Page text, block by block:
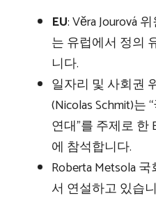
EU: Vĕra Jourová
는 유럽에서 정의
니다.
일자리 및 사회권
(Nicolas Schmit)는
연대”를 주제로 한
에 참석합니다.
Roberta Metsola
서 연설하고 있습